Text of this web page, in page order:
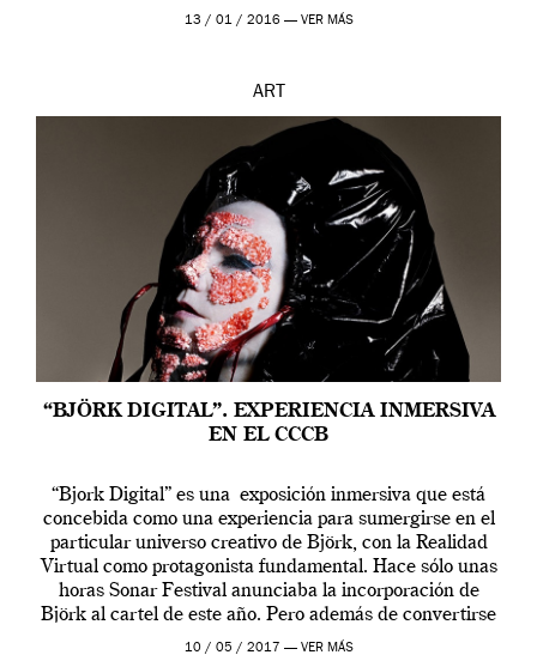
contarnos una […]
13 / 01 / 2016 — VER MÁS
ART
“BJÖRK DIGITAL”. EXPERIENCIA INMERSIVA
EN EL CCCB
“Bjork Digital” es una exposición inmersiva que está
concebida como una experiencia para sumergirse en el
particular universo creativo de Björk, con la Realidad
Virtual como protagonista fundamental. Hace sólo unas
horas Sonar Festival anunciaba la incorporación de
Björk al cartel de este año. Pero además de convertirse
en una de las actuaciones más relevantes […]
10 / 05 / 2017 — VER MÁS